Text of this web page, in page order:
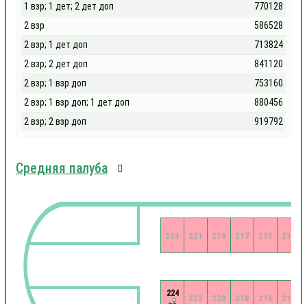
1 взр; 1 дет; 2 дет доп
770128
2 взр
586528
2 взр; 1 дет доп
713824
2 взр; 2 дет доп
841120
2 взр; 1 взр доп
753160
2 взр; 1 взр доп; 1 дет доп
880456
2 взр; 2 взр доп
919792
Средняя палуба
213
214
215
216
217
218
219
220
221
222
223
224